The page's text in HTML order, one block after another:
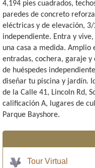
4,194 pies cuadrados,
paredes de concreto
eléctricas y de elevación,
independiente. Entra y
una casa a medida.
entradas, cochera, garaje y
de huéspedes
diseñar tu piscina y jardín.
de la Calle 41, Lincoln Rd,
calificación A, lugares de
Parque Bayshore.
Tour Virtual